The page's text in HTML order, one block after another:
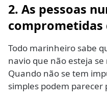
2. As pessoas
comprometidas
Todo marinheiro sabe
navio que não esteja
Quando não se tem
simples podem